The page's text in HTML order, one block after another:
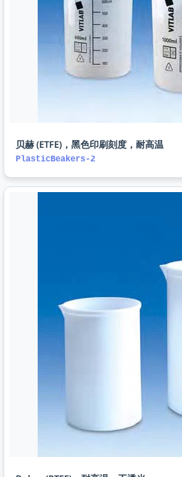
贝赫 (ETFE)，黑色印刷刻度，耐高温
PlasticBeakers-2